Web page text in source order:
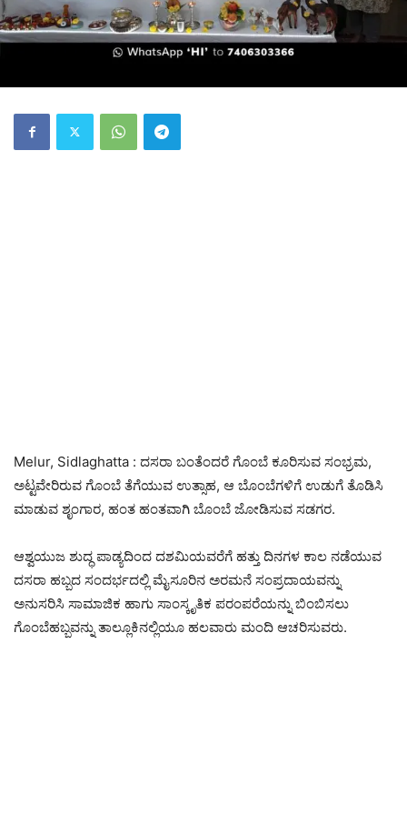
Melur, Sidlaghatta : ದಸರಾ ಬಂತೆಂದರೆ ಗೊಂಬೆ ಕೂರಿಸುವ ಸಂಭ್ರಮ,
ಅಟ್ಟವೇರಿರುವ ಗೊಂಬೆ ತೆಗೆಯುವ ಉತ್ಸಾಹ, ಆ ಬೊಂಬೆಗಳಿಗೆ ಉಡುಗೆ ತೊಡಿಸಿ
ಮಾಡುವ ಶೃಂಗಾರ, ಹಂತ ಹಂತವಾಗಿ ಬೊಂಬೆ ಜೋಡಿಸುವ ಸಡಗರ.
ಆಶ್ವಯುಜ ಶುದ್ಧ ಪಾಡ್ಯದಿಂದ ದಶಮಿಯವರೆಗೆ ಹತ್ತು ದಿನಗಳ ಕಾಲ ನಡೆಯುವ
ದಸರಾ ಹಬ್ಬದ ಸಂದರ್ಭದಲ್ಲಿ ಮೈಸೂರಿನ ಅರಮನೆ ಸಂಪ್ರದಾಯವನ್ನು
ಅನುಸರಿಸಿ ಸಾಮಾಜಿಕ ಹಾಗು ಸಾಂಸ್ಕೃತಿಕ ಪರಂಪರೆಯನ್ನು ಬಿಂಬಿಸಲು
ಗೊಂಬೆಹಬ್ಬವನ್ನು ತಾಲ್ಲೂಕಿನಲ್ಲಿಯೂ ಹಲವಾರು ಮಂದಿ ಆಚರಿಸುವರು.